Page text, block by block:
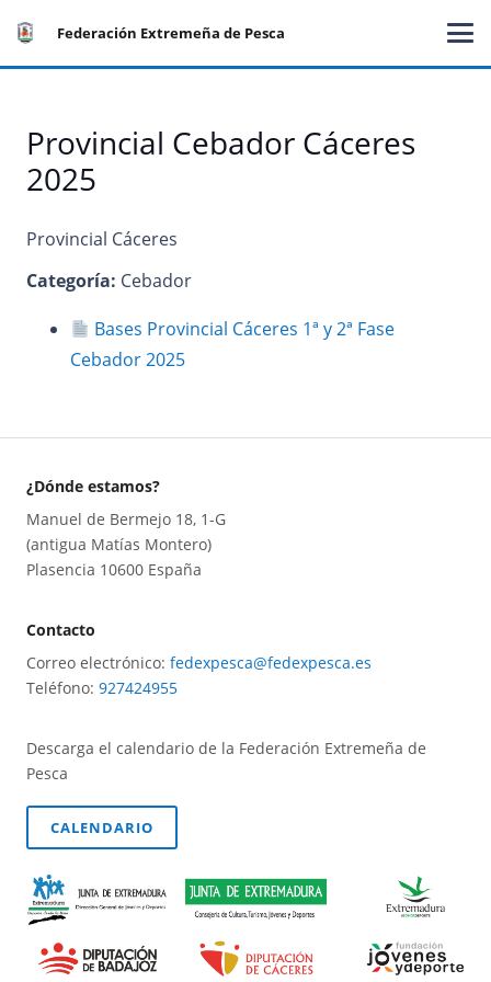
Federación Extremeña de Pesca
Provincial Cebador Cáceres
2025
Provincial Cáceres
Categoría: Cebador
Bases Provincial Cáceres 1ª y 2ª Fase
Cebador 2025
¿Dónde estamos?
Manuel de Bermejo 18, 1-G
(antigua Matías Montero)
Plasencia 10600 España
Contacto
Correo electrónico: fedexpesca@fedexpesca.es
Teléfono: 927424955
Descarga el calendario de la Federación Extremeña de
Pesca
CALENDARIO